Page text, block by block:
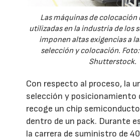
Las máquinas de colocación
utilizadas en la industria de los
imponen altas exigencias a
selección y colocación.
Shutterstock.
Con respecto al proceso, la
selección y posicionamiento
recoge un chip
dentro de un pack. Durante
la carrera de suministro de